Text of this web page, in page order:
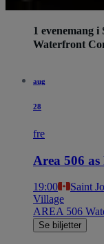
1 evenemang
Waterfront
aug
28
fre
Area 506
19:00 Saint
Village
AREA 506
Se biljetter